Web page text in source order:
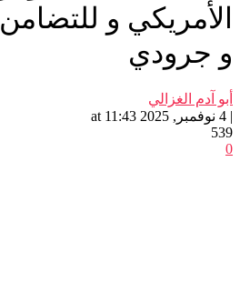
و للتضامن
الغزالي